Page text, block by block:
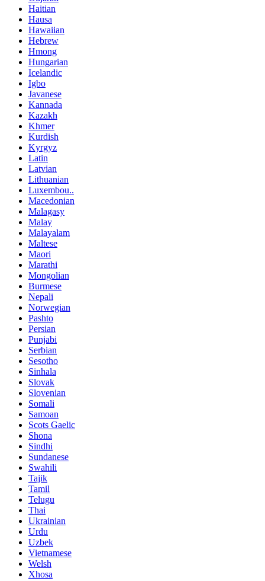
Haitian
Hausa
Hawaiian
Hebrew
Hmong
Hungarian
Icelandic
Igbo
Javanese
Kannada
Kazakh
Khmer
Kurdish
Kyrgyz
Latin
Latvian
Lithuanian
Luxembou..
Macedonian
Malagasy
Malay
Malayalam
Maltese
Maori
Marathi
Mongolian
Burmese
Nepali
Norwegian
Pashto
Persian
Punjabi
Serbian
Sesotho
Sinhala
Slovak
Slovenian
Somali
Samoan
Scots Gaelic
Shona
Sindhi
Sundanese
Swahili
Tajik
Tamil
Telugu
Thai
Ukrainian
Urdu
Uzbek
Vietnamese
Welsh
Xhosa